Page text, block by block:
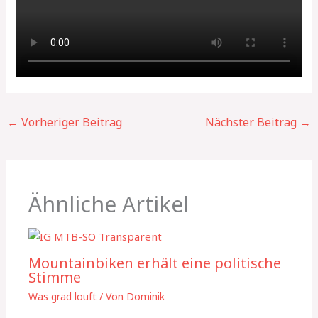
← Vorheriger Beitrag Nächster Beitrag →
Ähnliche Artikel
Mountainbiken erhält eine politische
Stimme
Was grad louft / Von Dominik